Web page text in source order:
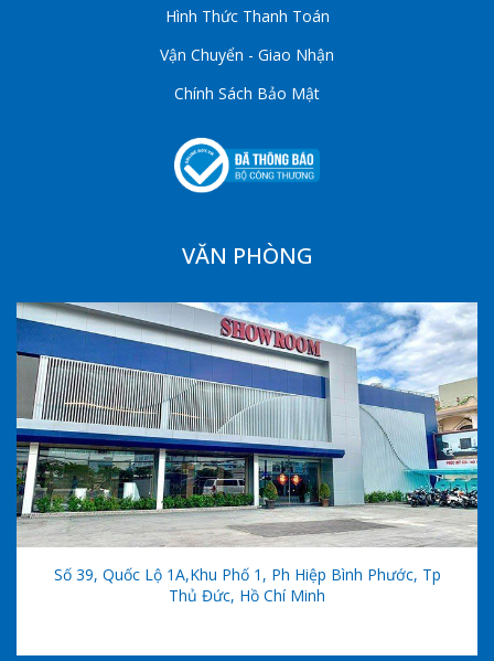
Hình Thức Thanh Toán
Vận Chuyển - Giao Nhận
Chính Sách Bảo Mật
VĂN PHÒNG
Số 39, Quốc Lộ 1A,khu Phố 1, Ph Hiệp Bình Phước, Tp
Thủ Đức, Hồ Chí Minh